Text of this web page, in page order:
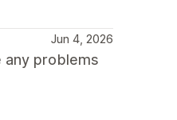
Jun 4, 2026
any problems